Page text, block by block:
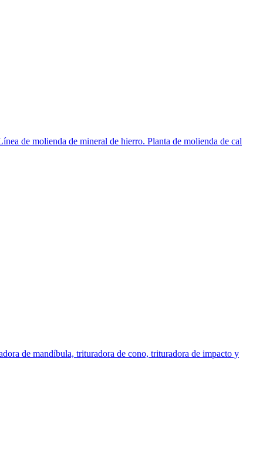
de molienda de mineral de hierro. Planta de molienda de cal
de mandíbula, trituradora de cono, trituradora de impacto y